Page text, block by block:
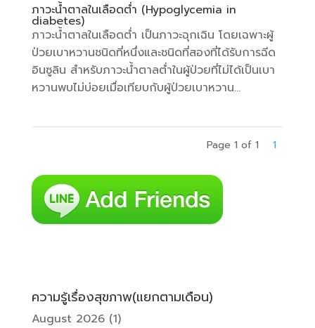
ภาวะน้ำตาลในเลือดต่ำ (Hypoglycemia in
diabetes)
ภาวะน้ำตาลในเลือดต่ำ เป็นภาวะฉุกเฉิน โดยเฉพาะผู้
ป่วยเบาหวานชนิดที่หนึ่งและชนิดที่สองที่ได้รับการฉีด
อินซูลิน สำหรับภาวะน้ำตาลต่ำในผู้ป่วยที่ไม่ได้เป็นเบา
หวานพบไม่บ่อยเมื่อเทียบกับผู้ป่วยเบาหวาน...
Page 1 of 1 1
ความรู้เรื่องสุขภาพ(แยกตามเดือน)
August 2026(1)